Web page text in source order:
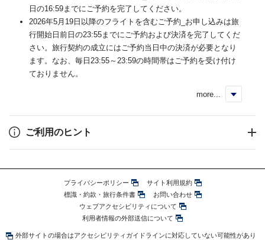
日の16:59までにご予約を完了してください。
2026年5月19日以降のフライトを含むご予約_お申し込みは旅
行開始日前日の23:55までにご予約および決済を完了してくだ
さい。旅行契約の成立にはご予約当日中の決済が必要となり
ます。なお、毎日23:55～23:59の時間帯はご予約を受け付け
ておりません。
more...
ご利用のヒント
プライバシーポリシー
サイト利用規約
標識・約款・旅行条件書
お問い合わせ
ウェブアクセシビリティについて
利用者情報の外部送信について
外部サイトの場合はアクセシビリティガイドラインに対応していない可能性があり